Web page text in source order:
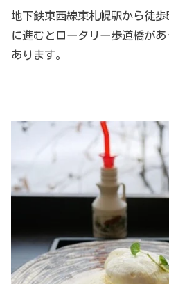
地下鉄東西線東札幌駅から徒
に進むとロータリー歩道橋が
あります。